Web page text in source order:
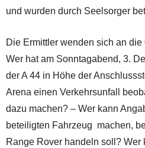
und wurden durch Seelsorger
Die Ermittler wenden sich an
Wer hat am Sonntagabend, 3.
der A 44 in Höhe der
Arena einen Verkehrsunfall
dazu machen? – Wer kann
beteiligten Fahrzeug machen,
Range Rover handeln soll? Wer